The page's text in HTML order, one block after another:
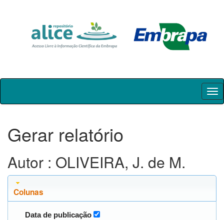
Skip
Gerar relatório
Autor : OLIVEIRA, J. de M.
Colunas
Data de publicação